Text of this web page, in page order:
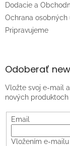
Dodacie a
Ochrana osobných
Pripravujeme
Odoberať
Vložte svoj e-mail
nových
Email
Vložením e-